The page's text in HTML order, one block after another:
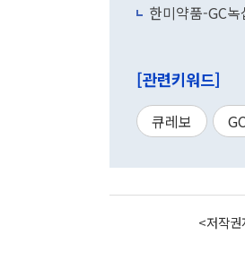
한미약품-GC
[관련키워드]
큐레보
<저작